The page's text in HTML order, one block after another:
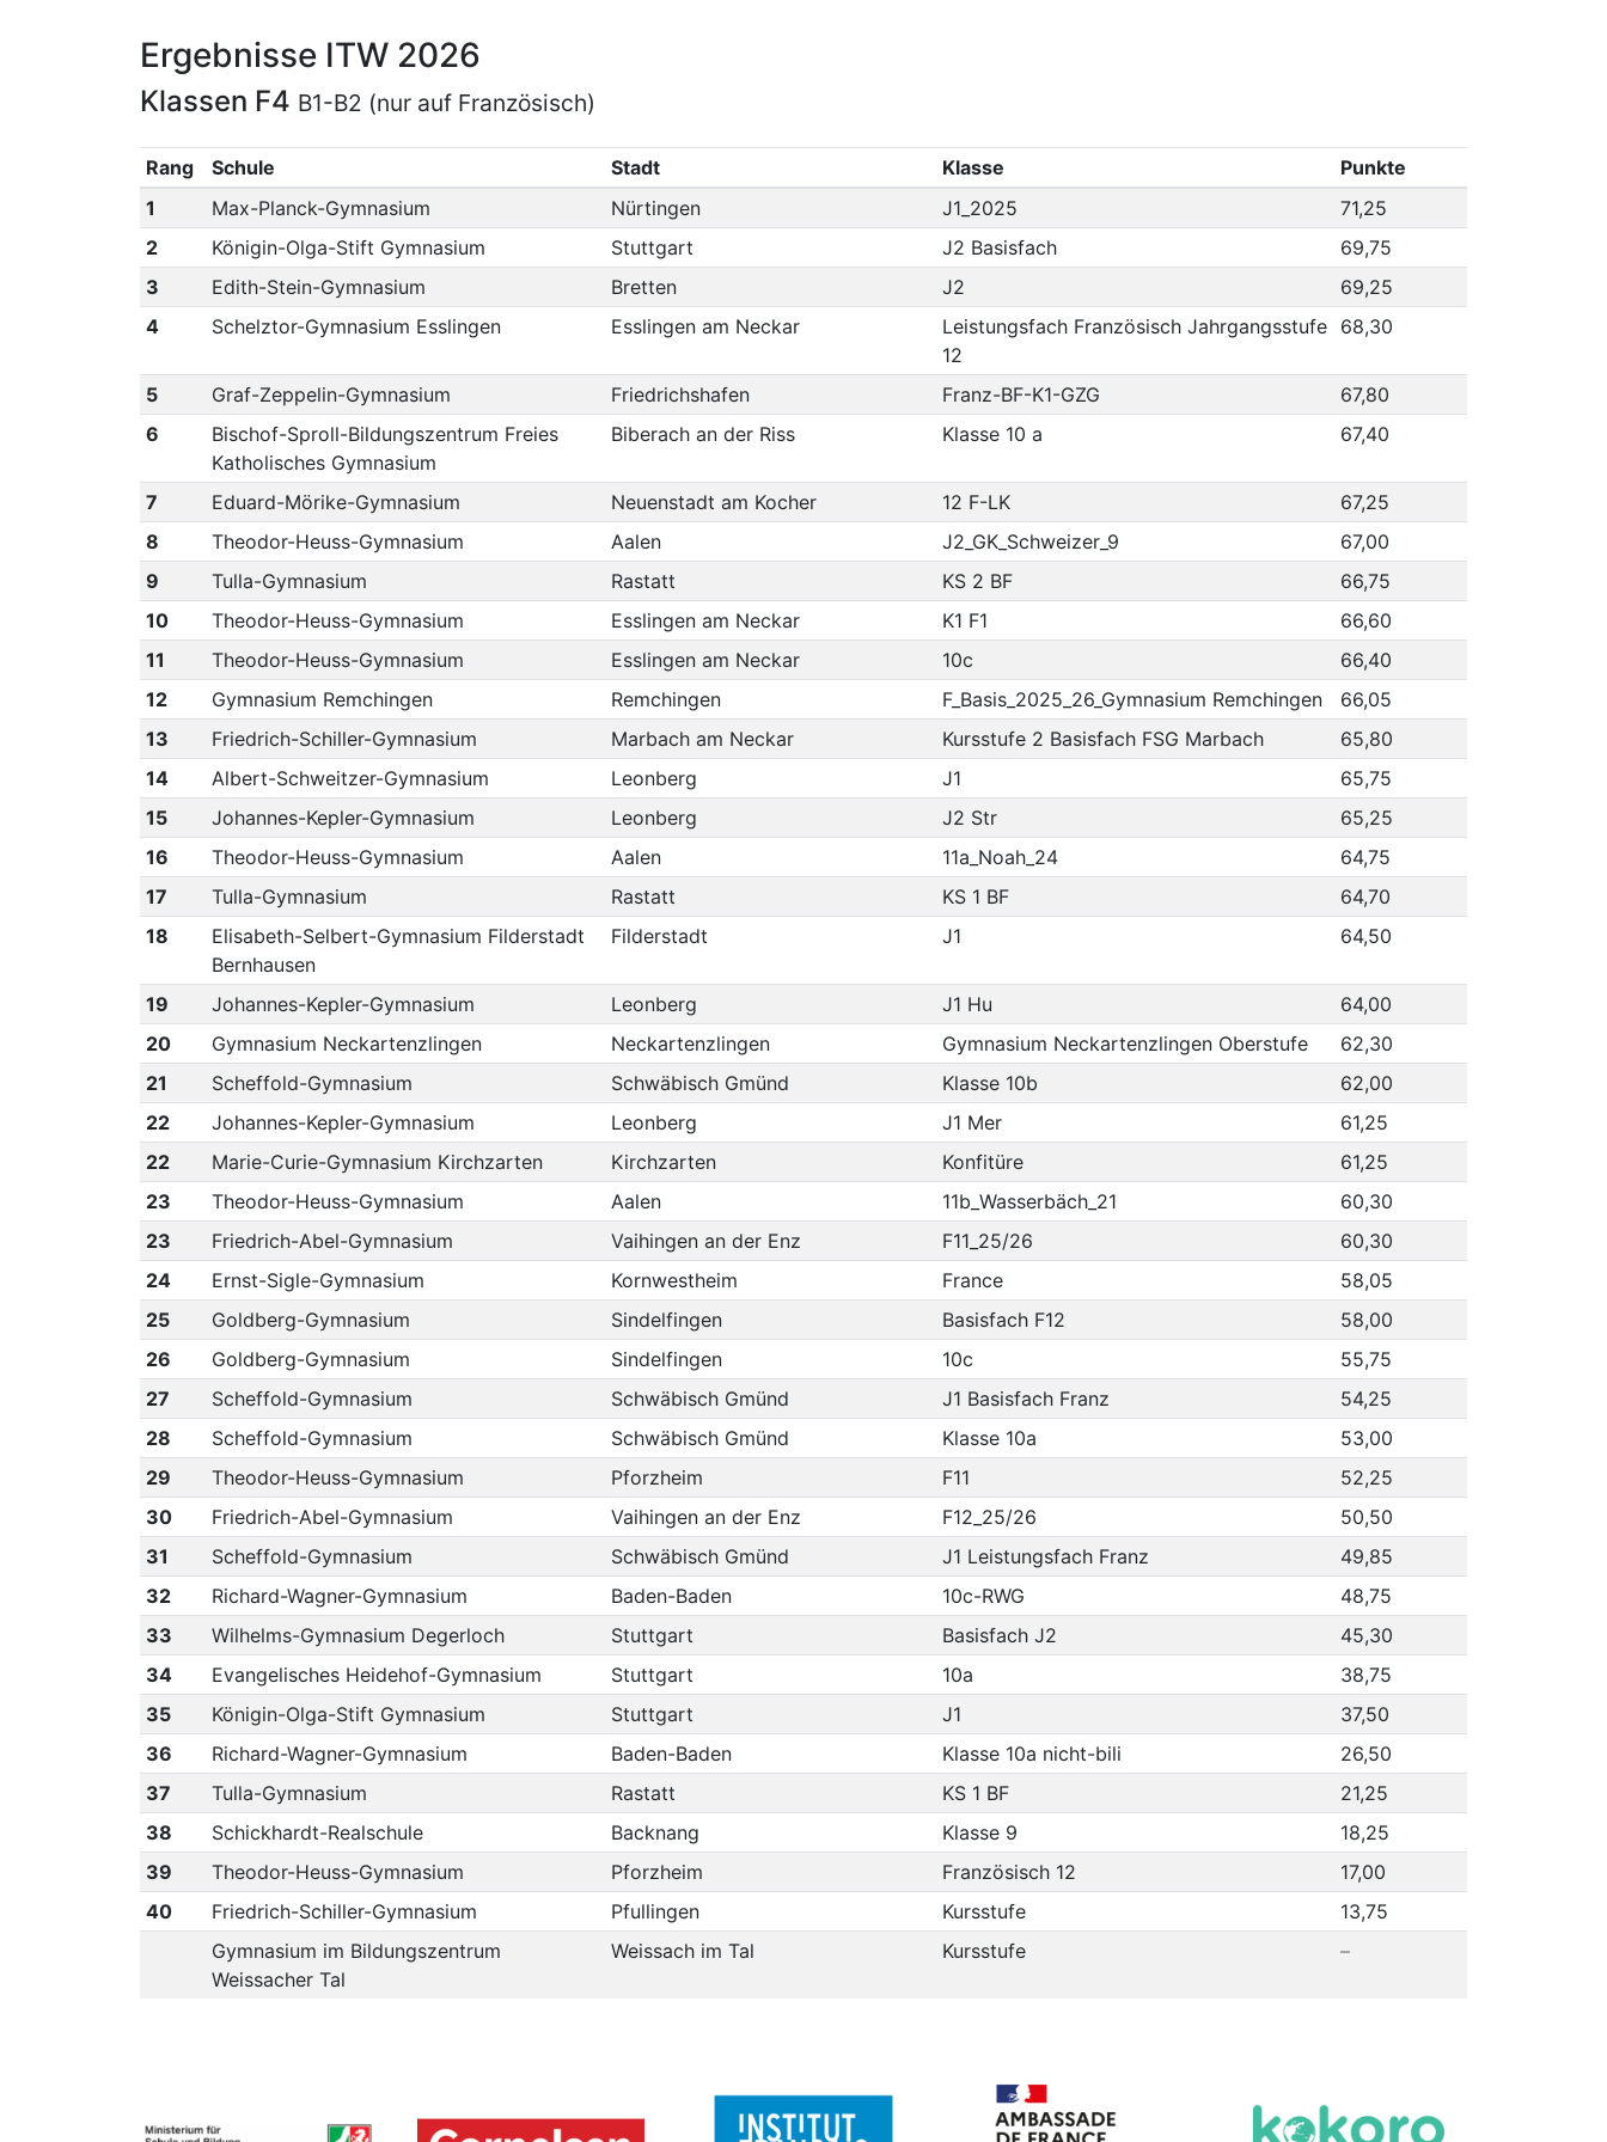
Ergebnisse ITW 2026
Klassen F4 B1-B2 (nur auf Französisch)
Rang Schule Stadt Klasse
Punkte
1
Max-Planck-Gymnasium Nürtingen J1_2025
71,25
2
Königin-Olga-Stift Gymnasium Stuttgart J2 Basisfach
69,75
3
Edith-Stein-Gymnasium Bretten J2
69,25
4
Schelztor-Gymnasium Esslingen Esslingen am Neckar
Leistungsfach Französisch Jahrgangsstufe
12
68,30
5 Graf-Zeppelin-Gymnasium Friedrichshafen Franz-BF-K1-GZG
67,80
6
Bischof-Sproll-Bildungszentrum Freies
Katholisches Gymnasium
Biberach an der Riss Klasse 10 a 67,40
7 Eduard-Mörike-Gymnasium Neuenstadt am Kocher 12 F-LK
67,25
8
Theodor-Heuss-Gymnasium Aalen J2_GK_Schweizer_9
67,00
9
Tulla-Gymnasium Rastatt KS 2 BF
66,75
10
Theodor-Heuss-Gymnasium Esslingen am Neckar K1 F1
66,60
11
Theodor-Heuss-Gymnasium Esslingen am Neckar 10c
66,40
12
Gymnasium Remchingen Remchingen F_Basis_2025_26_Gymnasium Remchingen
66,05
13
Friedrich-Schiller-Gymnasium Marbach am Neckar Kursstufe 2 Basisfach FSG Marbach
65,80
14
Albert-Schweitzer-Gymnasium Leonberg J1
65,75
15
Johannes-Kepler-Gymnasium Leonberg J2 Str
65,25
16
Theodor-Heuss-Gymnasium Aalen 11a_Noah_24
64,75
17
Tulla-Gymnasium Rastatt KS 1 BF
64,70
18
Elisabeth-Selbert-Gymnasium Filderstadt
Bernhausen
Filderstadt J1 64,50
19 Johannes-Kepler-Gymnasium Leonberg J1 Hu
64,00
20
Gymnasium Neckartenzlingen Neckartenzlingen Gymnasium Neckartenzlingen Oberstufe
62,30
21
Scheffold-Gymnasium Schwäbisch Gmünd Klasse 10b
62,00
22
Johannes-Kepler-Gymnasium Leonberg J1 Mer
61,25
22
Marie-Curie-Gymnasium Kirchzarten Kirchzarten Konfitüre
61,25
23
Theodor-Heuss-Gymnasium Aalen 11b_Wasserbäch_21
60,30
23
Friedrich-Abel-Gymnasium Vaihingen an der Enz F11_25/26
60,30
24
Ernst-Sigle-Gymnasium Kornwestheim France
58,05
25
Goldberg-Gymnasium Sindelfingen Basisfach F12
58,00
26
Goldberg-Gymnasium Sindelfingen 10c
55,75
27
Scheffold-Gymnasium Schwäbisch Gmünd J1 Basisfach Franz
54,25
28
Scheffold-Gymnasium Schwäbisch Gmünd Klasse 10a
53,00
29
Theodor-Heuss-Gymnasium Pforzheim F11
52,25
30
Friedrich-Abel-Gymnasium Vaihingen an der Enz F12_25/26
50,50
31
Scheffold-Gymnasium Schwäbisch Gmünd J1 Leistungsfach Franz
49,85
32
Richard-Wagner-Gymnasium Baden-Baden 10c-RWG
48,75
33
Wilhelms-Gymnasium Degerloch Stuttgart Basisfach J2
45,30
34
Evangelisches Heidehof-Gymnasium Stuttgart 10a
38,75
35
Königin-Olga-Stift Gymnasium Stuttgart J1
37,50
36
Richard-Wagner-Gymnasium Baden-Baden Klasse 10a nicht-bili
26,50
37
Tulla-Gymnasium Rastatt KS 1 BF
21,25
38
Schickhardt-Realschule Backnang Klasse 9
18,25
39
Theodor-Heuss-Gymnasium Pforzheim Französisch 12
17,00
40
Friedrich-Schiller-Gymnasium Pfullingen Kursstufe
13,75
Gymnasium im Bildungszentrum
Weissacher Tal
Weissach im Tal Kursstufe –